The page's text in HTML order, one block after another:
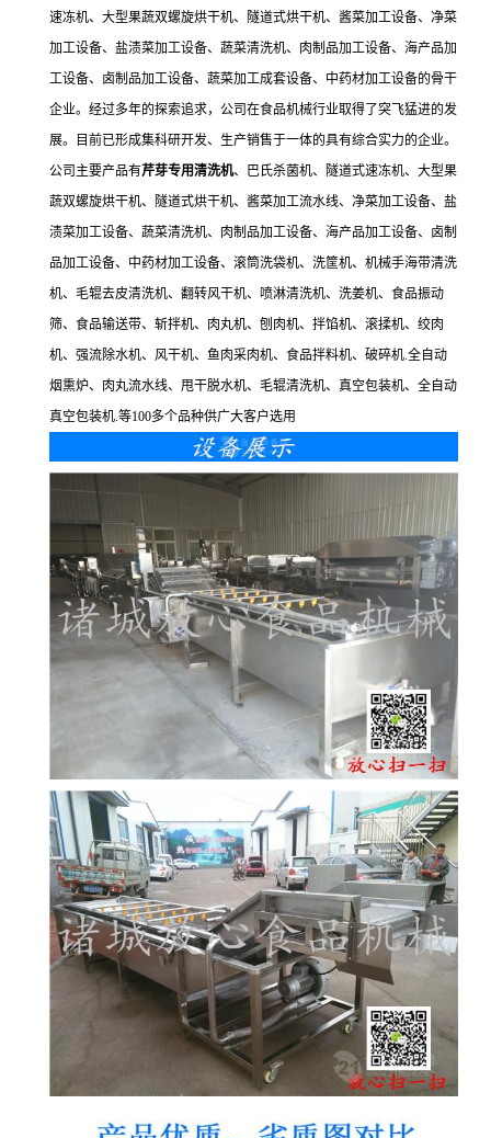
速冻机、大型果蔬双螺旋烘干机、隧道式烘干机、酱菜加工设备、净菜
加工设备、盐渍菜加工设备、蔬菜清洗机、肉制品加工设备、海产品加
工设备、卤制品加工设备、蔬菜加工成套设备、中药材加工设备的骨干
企业。经过多年的探索追求，公司在食品机械行业取得了突飞猛进的发
展。目前已形成集科研开发、生产销售于一体的具有综合实力的企业。
公司主要产品有芹芽专用清洗机、巴氏杀菌机、隧道式速冻机、大型果
蔬双螺旋烘干机、隧道式烘干机、酱菜加工流水线、净菜加工设备、盐
渍菜加工设备、蔬菜清洗机、肉制品加工设备、海产品加工设备、卤制
品加工设备、中药材加工设备、滚筒洗袋机、洗筐机、机械手海带清洗
机、毛辊去皮清洗机、翻转风干机、喷淋清洗机、洗姜机、食品振动
筛、食品输送带、斩拌机、肉丸机、刨肉机、拌馅机、滚揉机、绞肉
机、强流除水机、风干机、鱼肉采肉机、食品拌料机、破碎机.全自动
烟熏炉、肉丸流水线、甩干脱水机、毛辊清洗机、真空包装机、全自动
真空包装机.等100多个品种供广大客户选用